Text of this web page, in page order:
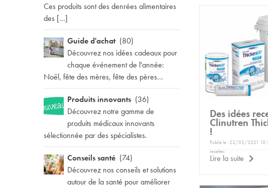
Ces produits sont des denrées alimentaires
des [...]
Guide d'achat (80)
Découvrez nos idées cadeaux pour
chaque événement de l'année:
Noël, fête des mères, fête des pères...
Produits innovants (36)
Découvrez notre gamme de
produits médicaux innovants
sélectionnée par des spécialistes.
Conseils santé (74)
Découvrez nos conseils et solutions
autour de la santé pour améliorer
Des idées
Clinutren
!
Publié le : 22/02/2021
recettes
Lire la suite